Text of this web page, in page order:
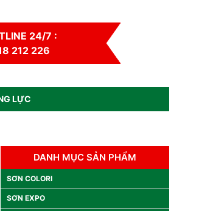
24/7 :
212 226
LỰC
DANH MỤC SẢN PHẨM
SƠN COLORI
SƠN EXPO